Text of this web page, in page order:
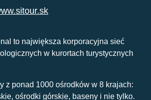
to największa korporacyjna sieć
w kurortach turystycznych
z ponad 1000 ośrodków w 8 krajach:
ośrodki górskie, baseny i nie tylko.